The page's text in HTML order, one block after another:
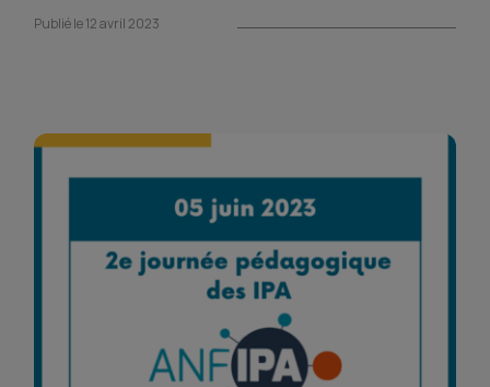
Publié le 12 avril 2023